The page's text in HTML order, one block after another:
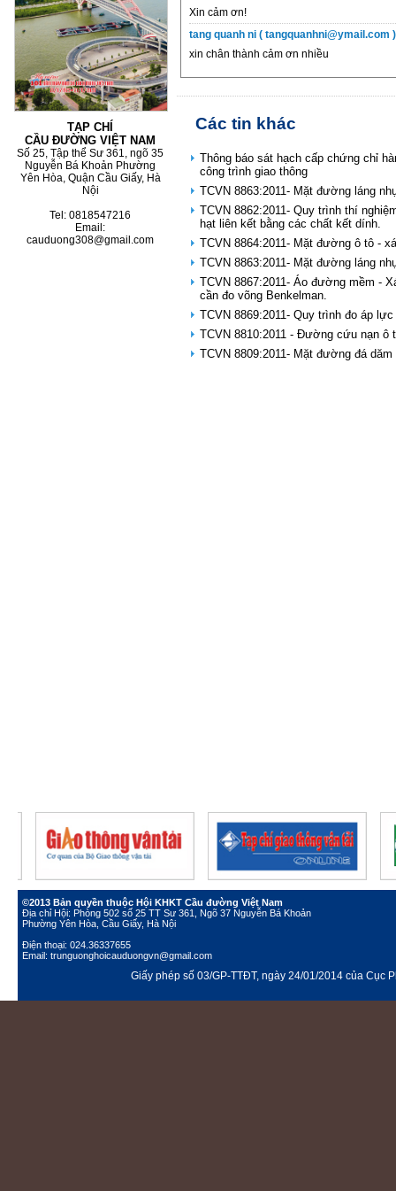
TẠP CHÍ
CẦU ĐƯỜNG VIỆT NAM
Số 25, Tập thể Sư 361, ngõ 35
Nguyễn Bá Khoản Phường
Yên Hòa, Quận Cầu Giấy, Hà
Nội
Tel: 0818547216
Email:
cauduong308@gmail.com
Xin cảm ơn!
tang quanh ni ( tangquanhni@ymail.com )
xin chân thành cảm ơn nhiều
Các tin khác
Thông báo sát hạch cấp chứng chỉ
công trình giao thông
TCVN 8863:2011- Mặt đường láng
TCVN 8862:2011- Quy trình thí
hạt liên kết bằng các chất kết dính.
TCVN 8864:2011- Mặt đường ô tô -
TCVN 8863:2011- Mặt đường láng
TCVN 8867:2011- Áo đường mềm -
cần đo võng Benkelman.
TCVN 8869:2011- Quy trình đo áp
TCVN 8810:2011 - Đường cứu nạn ô
TCVN 8809:2011- Mặt đường đá
©2013 Bản quyền thuộc Hội KHKT Cầu đường Việt Nam
Địa chỉ Hội: Phòng 502 số 25 TT Sư 361, Ngõ 37 Nguyễn Bá Khoản
Phường Yên Hòa, Cầu Giấy, Hà Nội
Điện thoại: 024.36337655
Email: trunguonghoicauduongvn@gmail.com
Giấy phép số 03/GP-TTĐT, ngày 24/01/2014 của Cục